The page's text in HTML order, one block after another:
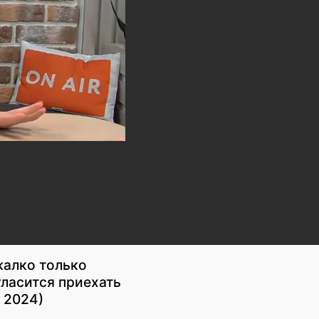
только
приехать
2024)